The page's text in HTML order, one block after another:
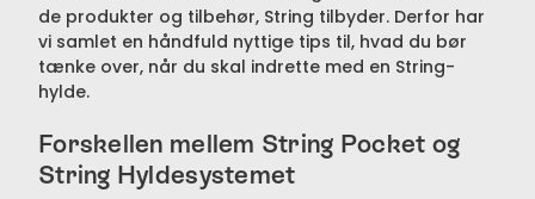
de produkter og tilbehør, String tilbyder. Derfor har
vi samlet en håndfuld nyttige tips til, hvad du bør
tænke over, når du skal indrette med en String-
hylde.
Forskellen mellem String Pocket og
String Hyldesystemet